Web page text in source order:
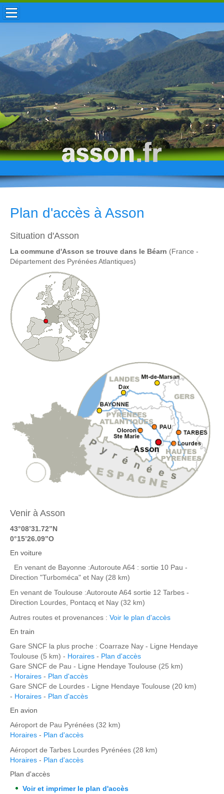
ACCUEIL / INFOS
MUNICIPALITÉ
VIE LOCALE
ENFANCE
TOURISME
HISTOIRE
Plan d'accès à Asson
Situation d'Asson
La commune d'Asson se trouve dans le Béarn (France -
Département des Pyrénées Atlantiques)
Venir à Asson
43°08’31.72’’N
0°15’26.09’’O
En voiture
En venant de Bayonne :Autoroute A64 : sortie 10 Pau -
Direction "Turboméca" et Nay (28 km)
En venant de Toulouse :Autoroute A64 sortie 12 Tarbes -
Direction Lourdes, Pontacq et Nay (32 km)
Autres routes et provenances : Voir le plan d'accès
En train
Gare SNCF la plus proche : Coarraze Nay - Ligne Hendaye
Toulouse (5 km) - Horaires - Plan d'accès
Gare SNCF de Pau - Ligne Hendaye Toulouse (25 km)
- Horaires - Plan d'accès
Gare SNCF de Lourdes - Ligne Hendaye Toulouse (20 km)
- Horaires - Plan d'accès
En avion
Aéroport de Pau Pyrénées (32 km)
Horaires - Plan d'accès
Aéroport de Tarbes Lourdes Pyrénées (28 km)
Horaires - Plan d'accès
Plan d'accès
Voir et imprimer le plan d'accès